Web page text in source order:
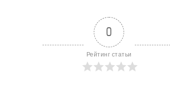
0
Рейтинг статьи